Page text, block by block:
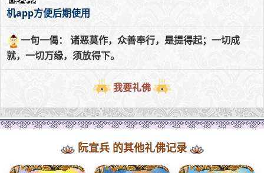
机app方便后期使用
一句一偈： 诸恶莫作，众善奉行，是提得起；一切成
就，一切万缘，须放得下。
我要礼佛
阮宜兵 的其他礼佛记录